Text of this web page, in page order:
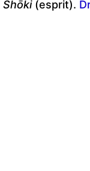
Shōki(esprit).